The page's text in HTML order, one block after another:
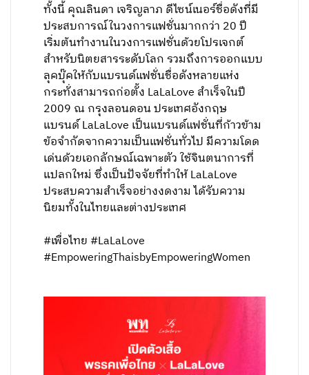
ทั้งนี้ คุณลินดา เจริญลาภ ดีไซน์เนอร์ชื่อดังที่มี
ประสบการณ์ในวงการแฟชั่นมากกว่า 20 ปี
เริ่มต้นทำงานในวงการแฟชั่นด้วยโปรเจกต์
สำหรับนิตยสารระดับโลก รวมถึงการออกแบบ
ลุคบุ๊คให้กับแบรนด์แฟชั่นชื่อดังหลายแห่ง
กระทั่งสามารถก่อตั้ง LaLaLove สำเร็จในปี
2009 ณ กรุงลอนดอน ประเทศอังกฤษ
แบรนด์ LaLaLove เป็นแบรนด์แฟชั่นที่ก้าวข้าม
ข้อจำกัดจากความเป็นแฟชั่นทั่วไป มีความโดด
เด่นด้วยเอกลักษณ์เฉพาะตัว ใช้จินตนาการที่
แปลกใหม่ ซึ่งเป็นปัจจัยที่ทำให้ LaLaLove
ประสบความสำเร็จอย่างงดงาม ได้รับความ
นิยมทั้งในไทยและต่างประเทศ
#เพื่อไทย #LaLaLove
#EmpoweringThaisbyEmpoweringWomen